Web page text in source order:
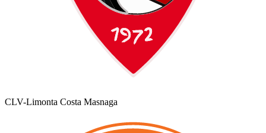
CLV-Limonta Costa Masnaga